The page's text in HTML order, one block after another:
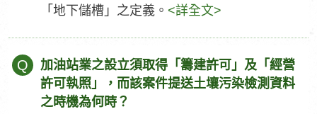
「地下儲槽」之定義。 <詳全文>
Q
加油站業之設立須取得「籌建許可」及「經營
許可執照」，而該案件提送土壤污染檢測資料
之時機為何時？